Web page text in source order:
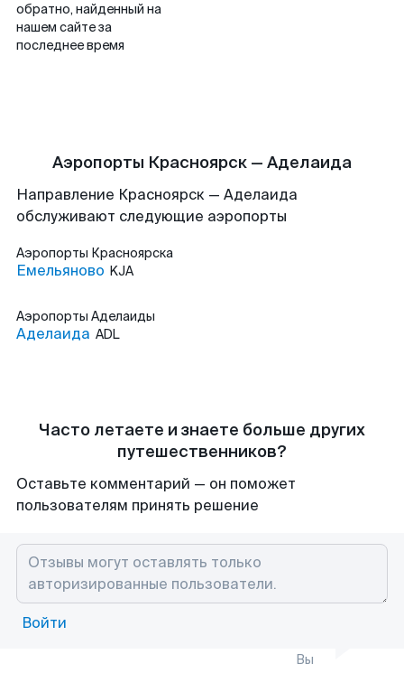
обратно, найденный на
нашем сайте за
последнее время
Аэропорты Красноярск — Аделаида
Направление Красноярск — Аделаида
обслуживают следующие аэропорты
Аэропорты Красноярска
Емельяново KJA
Аэропорты Аделаиды
Аделаида ADL
Часто летаете и знаете больше других
путешественников?
Оставьте комментарий — он поможет
пользователям принять решение
Войти
Вы